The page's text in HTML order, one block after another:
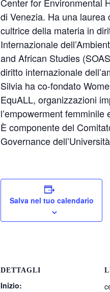
di Venezia. Ha una
cultrice della materia in
Internazionale
and African Studies
diritto internazionale
Silvia ha co-fondato
EquALL, organizzazioni
l’empowerment
È componente del
Governance
Salva nel tuo calendario
DETTAGLI
Inizio: